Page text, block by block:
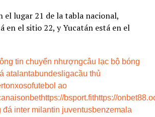
el lugar 21 de la tabla nacional,
en el sitio 22, y Yucatán está en el
tin chuyển nhượngcâu lạc bộ bóng
atalantabundesligacầu thủ
xosofutebol ao
onbethttps://bsport.fithttps://
đá inter milantin juventusbenzema la